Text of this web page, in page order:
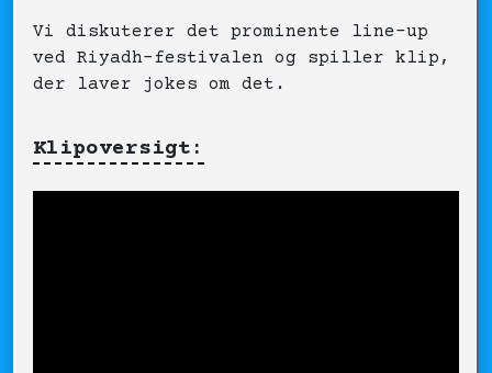
Vi diskuterer det prominente line-up
ved Riyadh-festivalen og spiller klip,
der laver jokes om det.
Klipoversigt: